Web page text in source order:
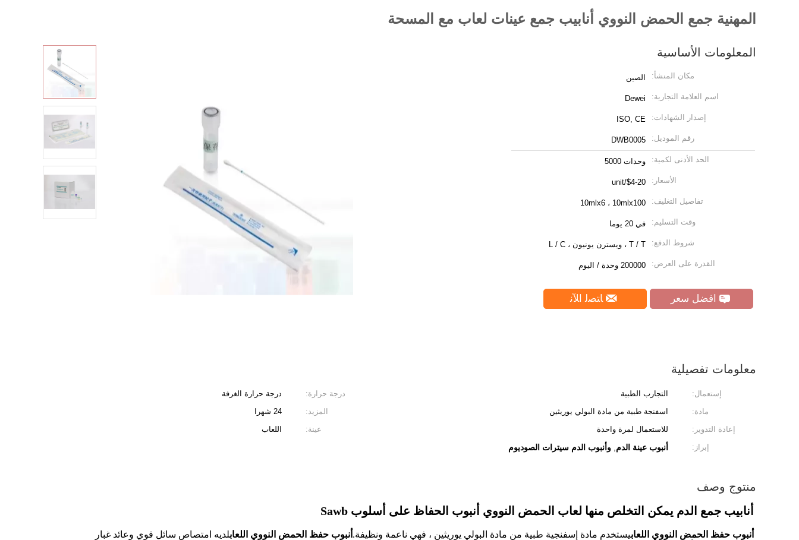
المهنية جمع الحمض النووي أنابيب جمع عينات لعاب مع المسحة
المعلومات الأساسية
مكان المنشأ: الصين
اسم العلامة التجارية: Dewei
إصدار الشهادات: ISO, CE
رقم الموديل: DWB0005
الحد الأدنى لكمية: وحدات 5000
الأسعار: $4-20/unit
تفاصيل التغليف: 10mlx6 ، 10mlx100
وقت التسليم: في 20 يوما
شروط الدفع: T / T ، ويسترن يونيون ، L / C
القدرة على العرض: 200000 وحدة / اليوم
افضل سعر ﺎﺘﺼﻟ ﺍﻶﻧ
معلومات تفصيلية
إستعمال: التجارب الطبية درجة حرارة:
درجة حرارة الغرفة
مادة:
اسفنجة طبية من مادة البولي يوريثين المزيد:
24 شهرا
إعادة التدوير:
للاستعمال لمرة واحدة عينة:
اللعاب
إبراز:
أنبوب عينة الدم, وأنبوب الدم سيترات الصوديوم
منتوج وصف
أنابيب جمع الدم يمكن التخلص منها لعاب الحمض النووي أنبوب الحفاظ على أسلوب Sawb
أنبوب حفظ الحمض النووي اللعابيستخدم مادة إسفنجية طبية من مادة البولي يوريثين ، فهي ناعمة ونظيفة. أنبوب حفظ الحمض النووي اللعابلديه امتصاص سائل قوي وعائد غبار